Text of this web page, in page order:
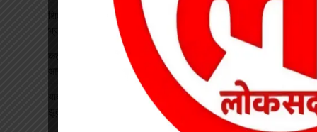
शिक्षक बने कलेक्टर: कक्षा में पढ़ाया भौतिकी, 100% रिजल्ट पर इसरो
भ्रमण का दिया तोहफा
कटघोरा थाना के आरक्षक प्रदीप राठौर एवं रामधन पटेल रिश्वतखोरी के
यादव समाज महिला संगठन ने जिला अध्यक्ष का किया भव्य स्वागत, सावन